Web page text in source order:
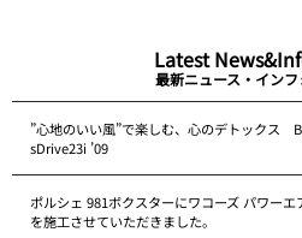
Latest
最新ニュース・イン
”心地のいい風”で楽しむ、心のデトックス
sDrive23i ’09
ポルシェ 981ボクスターにワコーズ パワーエ
を施工させていただきました。